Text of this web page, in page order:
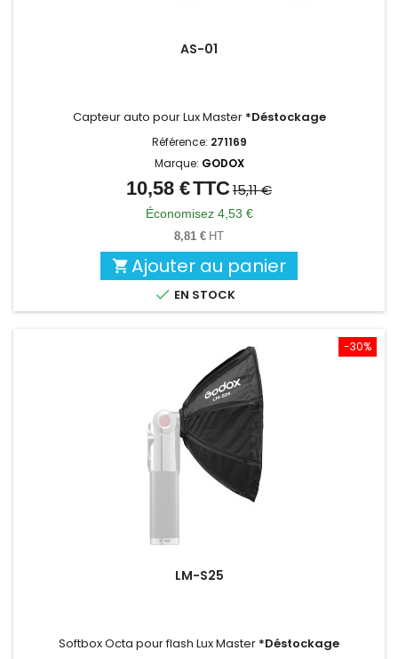
AS-01
Capteur auto pour Lux Master *Déstockage
Référence: 271169
Marque: GODOX
Prix
Prix
de
base
10,58 €TTC15,11 €
Économisez 4,53 €
8,81 € HT
 Ajouter au panier
 EN STOCK
-30%
LM-S25
Softbox Octa pour flash Lux Master *Déstockage